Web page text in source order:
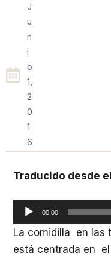
J
U
N
I
O
1,
2
0
1
6
Traducido desde
Reproductor
de
00:00
La comidilla en las
está centrada en